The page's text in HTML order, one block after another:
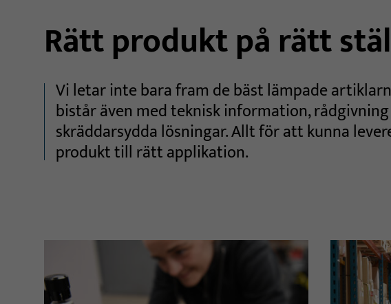
Rätt produkt på rätt
Vi letar inte bara fram de bäst lämpade
bistår även med teknisk information,
skräddarsydda lösningar. Allt för att kunna
produkt till rätt applikation.